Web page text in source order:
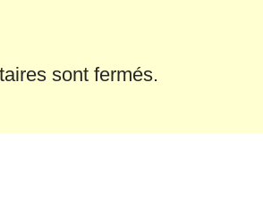
sont fermés.